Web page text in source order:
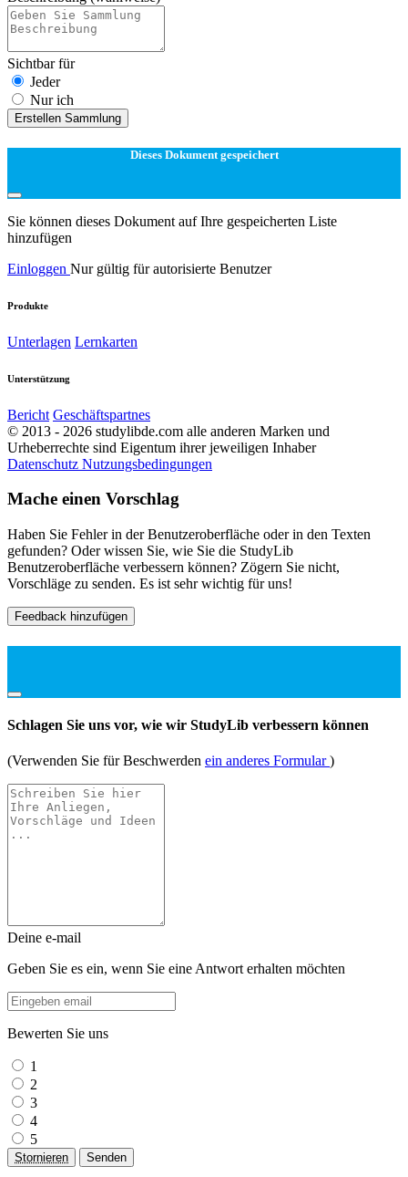
Sichtbar für
Jeder
Nur ich
Erstellen Sammlung
Dieses Dokument gespeichert
Sie können dieses Dokument auf Ihre gespeicherten Liste
hinzufügen
Einloggen Nur gültig für autorisierte Benutzer
Produkte
Unterlagen Lernkarten
Unterstützung
Bericht Geschäftspartnes
© 2013 - 2026 studylibde.com alle anderen Marken und
Urheberrechte sind Eigentum ihrer jeweiligen Inhaber
Datenschutz Nutzungsbedingungen
Mache einen Vorschlag
Haben Sie Fehler in der Benutzeroberfläche oder in den Texten
gefunden? Oder wissen Sie, wie Sie die StudyLib
Benutzeroberfläche verbessern können? Zögern Sie nicht,
Vorschläge zu senden. Es ist sehr wichtig für uns!
Feedback hinzufügen
Schlagen Sie uns vor, wie wir StudyLib verbessern können
(Verwenden Sie für Beschwerden ein anderes Formular)
Deine e-mail
Geben Sie es ein, wenn Sie eine Antwort erhalten möchten
Bewerten Sie uns
1
2
3
4
5
Stornieren Senden